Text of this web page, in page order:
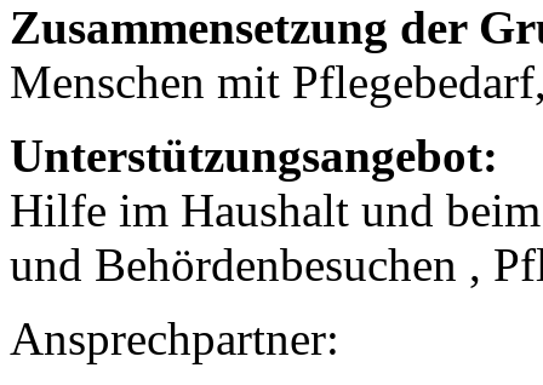
Zusammensetzung der
Menschen mit
Unterstützungsangebot:
Hilfe im Haushalt und
und Behördenbesuchen ,
Ansprechpartner: